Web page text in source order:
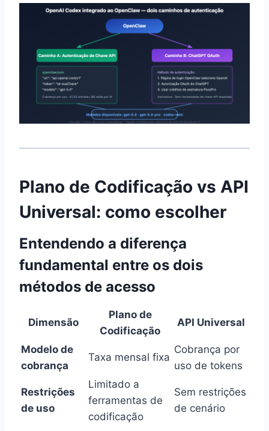
Plano de Codificação vs API
Universal: como escolher
Entendendo a diferença
fundamental entre os dois
métodos de acesso
Dimensão
Plano de
Codificação
API Universal
Modelo de
cobrança
Taxa mensal fixa
Cobrança por
uso de tokens
Restrições
de uso
Limitado a
ferramentas de
codificação
Sem restrições
de cenário